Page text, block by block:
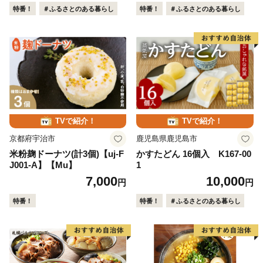
特番！ ＃ふるさとのある暮らし 特番！ ＃ふるさとのある暮らし
TVで紹介！
京都府宇治市
米粉麹ドーナツ(計3個)【uj-F
J001-A】【Mu】
7,000円
特番！
TVで紹介！
鹿児島県鹿児島市
かすたどん 16個入 K167-00
1
10,000円
特番！ ＃ふるさとのある暮らし